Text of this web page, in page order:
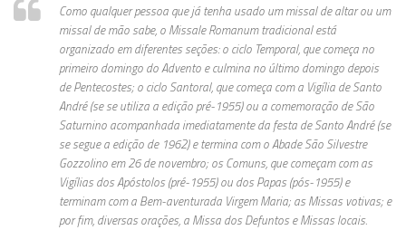
Como qualquer pessoa que já tenha usado um missal de altar ou um
missal de mão sabe, o Missale Romanum tradicional está
organizado em diferentes seções: o ciclo Temporal, que começa no
primeiro domingo do Advento e culmina no último domingo depois
de Pentecostes; o ciclo Santoral, que começa com a Vigília de Santo
André (se se utiliza a edição pré-1955) ou a comemoração de São
Saturnino acompanhada imediatamente da festa de Santo André (se
se segue a edição de 1962) e termina com o Abade São Silvestre
Gozzolino em 26 de novembro; os Comuns, que começam com as
Vigílias dos Apóstolos (pré-1955) ou dos Papas (pós-1955) e
terminam com a Bem-aventurada Virgem Maria; as Missas votivas; e
por fim, diversas orações, a Missa dos Defuntos e Missas locais.